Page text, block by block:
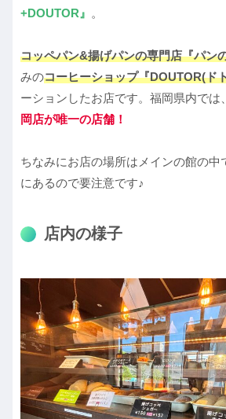
+DOUTOR』 。
コッペパン&揚げパンの専門店『パン
みのコーヒーショップ『DOUTOR(ド
ーションしたお店です。福岡県内では
岡店が唯一の店舗！
ちなみにお店の場所はメインの館の中
にあるので要注意です♪
店内の様子